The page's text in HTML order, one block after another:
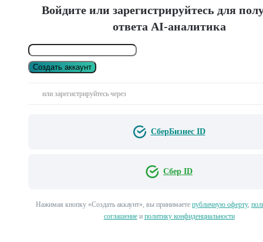
Войдите или зарегистрируйтесь для
ответа AI-аналитика
Создать аккаунт
или зарегистрируйтесь через
СберБизнес ID
Сбер ID
Нажимая кнопку «Создать аккаунт», вы принимаете публичную оферту,
соглашениеи политику конфиденциальности